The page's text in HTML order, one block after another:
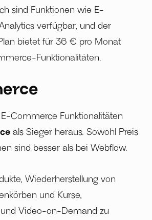
sind Funktionen wie E-
verfügbar, und der
bietet für 36 € pro Monat
Funktionalitäten.
Commerce Funktionalitäten
als Sieger heraus. Sowohl Preis
sind besser als bei Webflow.
Wiederherstellung von
und Kurse,
Video-on-Demand zu